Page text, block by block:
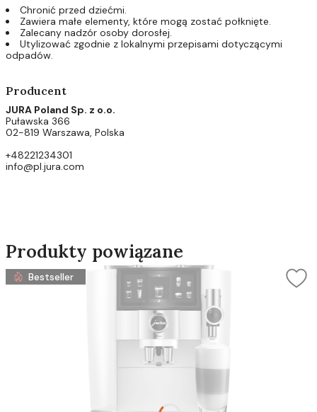
Chronić przed dziećmi.
Zawiera małe elementy, które mogą zostać połknięte.
Zalecany nadzór osoby dorosłej.
Utylizować zgodnie z lokalnymi przepisami dotyczącymi
odpadów.
Producent
JURA Poland Sp. z o.o.
Puławska 366
02-819 Warszawa, Polska
+48221234301
info@pl.jura.com
Produkty powiązane
Bestseller